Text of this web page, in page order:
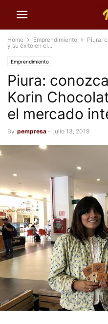
Home Emprendimiento
Piura:
y su éxito en el...
Emprendimiento
Piura:
Korin
el mercado
By pempresa - julio 13, 2019